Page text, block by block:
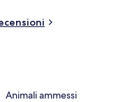
Animali ammessi